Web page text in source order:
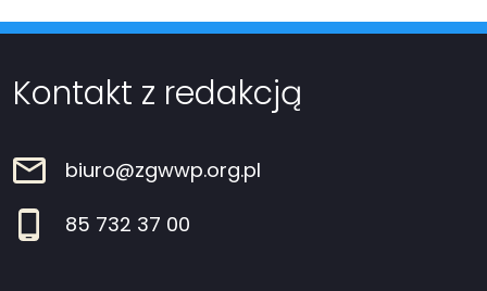
Kontakt z redakcją
biuro@zgwwp.org.pl
85 732 37 00